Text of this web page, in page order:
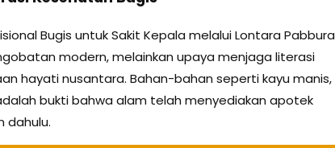
Bugis untuk Sakit Kepala melalui Lontara Pabbura
modern, melainkan upaya menjaga literasi
hayati nusantara. Bahan-bahan seperti kayu manis,
bukti bahwa alam telah menyediakan apotek
dahulu.